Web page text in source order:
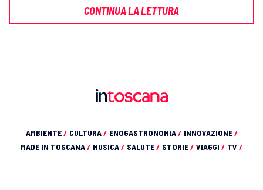
CONTINUA LA LETTURA
AMBIENTE/ CULTURA/ ENOGASTRONOMIA/ INNOVAZIONE/
MADE IN TOSCANA/ MUSICA/ SALUTE/ STORIE/ VIAGGI / TV /